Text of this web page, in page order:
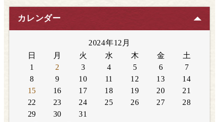
カレンダー
2024年12月
日
月 火 水 木 金
土
1
2 3 4 5 6
7
8
9 10 11 12 13
14
15
16 17 18 19 20
21
22
23 24 25 26 27
28
29
30 31